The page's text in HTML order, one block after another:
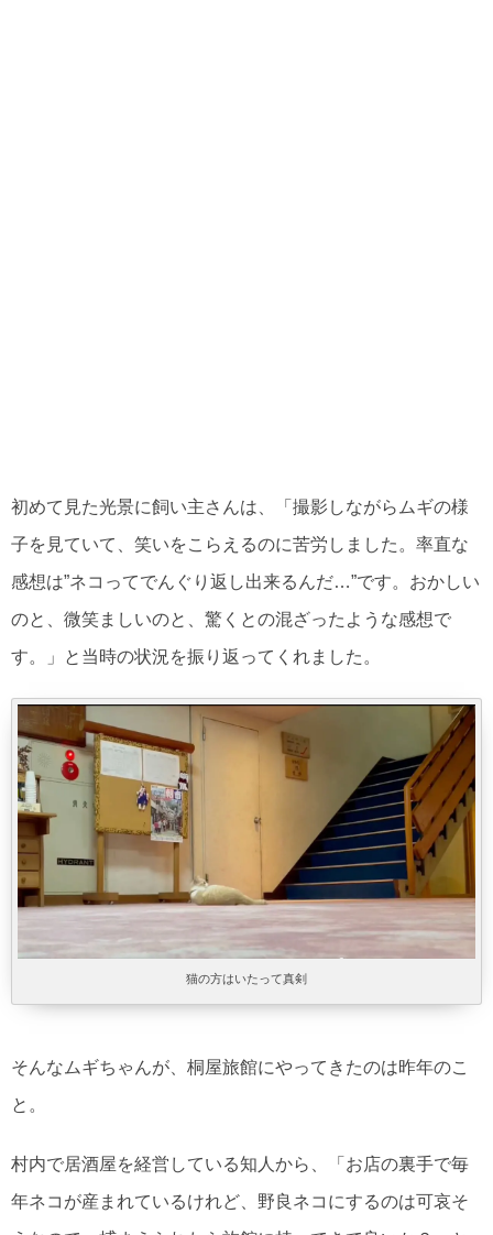
初めて見た光景に飼い主さんは、「撮影しながらムギの様
子を見ていて、笑いをこらえるのに苦労しました。率直な
感想は”ネコってでんぐり返し出来るんだ…”です。おかしい
のと、微笑ましいのと、驚くとの混ざったような感想で
す。」と当時の状況を振り返ってくれました。
猫の方はいたって真剣
そんなムギちゃんが、桐屋旅館にやってきたのは昨年のこ
と。
村内で居酒屋を経営している知人から、「お店の裏手で毎
年ネコが産まれているけれど、野良ネコにするのは可哀そ